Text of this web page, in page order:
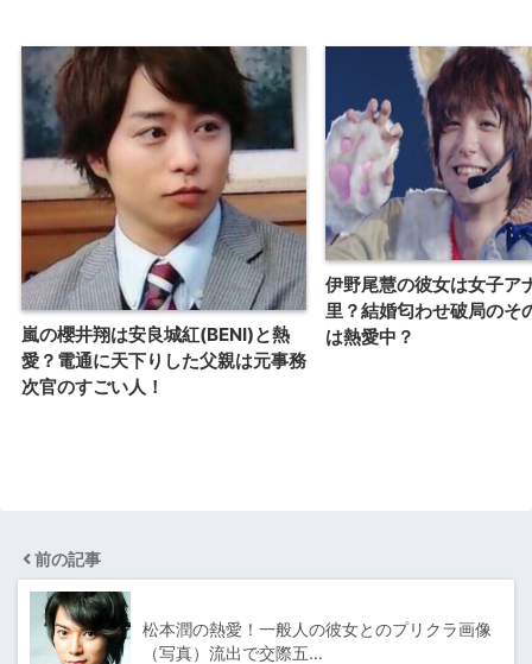
嵐の櫻井翔は安良城紅(BENI)と熱
愛？電通に天下りした父親は元事務
次官のすごい人！
伊野尾慧の彼女は女子ア
里？結婚匂わせ破局のそ
は熱愛中？
前の記事
松本潤の熱愛！一般人の彼女とのプリクラ画像
（写真）流出で交際五…